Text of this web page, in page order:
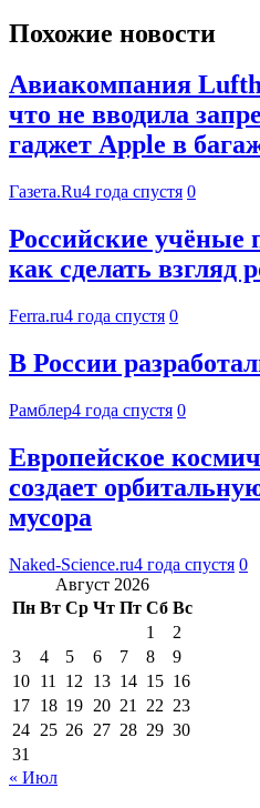
Похожие новости
Авиакомпания
что не вводила
гаджет Apple в
Газета.Ru4 года спустя 0
Российские учёные
как сделать взгляд
Ferra.ru4 года спустя 0
В России
Рамблер4 года спустя 0
Европейское
создает
мусора
Naked-Science.ru4 года спустя 0
Август 2026
Пн Вт Ср Чт Пт Сб Вс
1
2
3
4 5 6 7 8
9
10 11 12 13 14 15 16
17 18 19 20 21 22 23
24 25 26 27 28 29 30
31
« Июл